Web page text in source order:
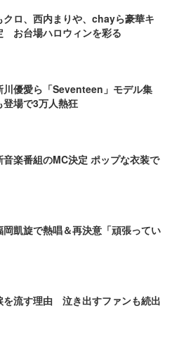
クロ、西内まりや、chayら豪華キ
お台場ハロウィンを彩る
川優愛ら「Seventeen」モデル集
場で3万人熱狂
楽番組のMC決定 ポップな衣装で
凱旋で熱唱＆再決意「頑張ってい
を流す理由 泣き出すファンも続出